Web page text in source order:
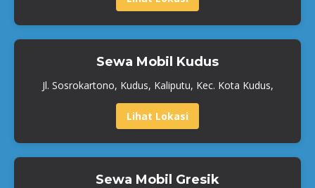
Sewa Mobil Kudus
Jl. Sosrokartono, Kudus, Kaliputu, Kec. Kota Kudus,
Lihat Lokasi
Sewa Mobil Gresik